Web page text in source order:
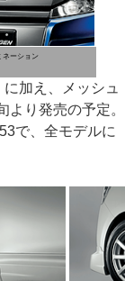
ネーション
加え、メッシュ
り発売の予定。
で、全モデルに